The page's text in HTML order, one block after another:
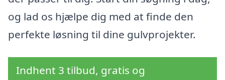
og lad os hjælpe dig med at finde den
perfekte løsning til dine gulvprojekter.
Indhent 3 tilbud, gratis og